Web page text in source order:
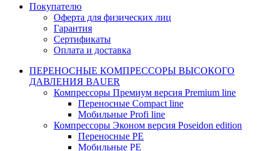
Покупателю
Оферта для физических лиц
Гарантия
Сертификаты
Оплата и доставка
ПЕРЕНОСНЫЕ КОМПРЕССОРЫ ВЫСОКОГО
ДАВЛЕНИЯ BAUER
Компрессоры Премиум версия Premium line
Переносные Compact line
Мобильные Profi line
Компрессоры Эконом версия Poseidon edition
Переносные PE
Мобильные PE